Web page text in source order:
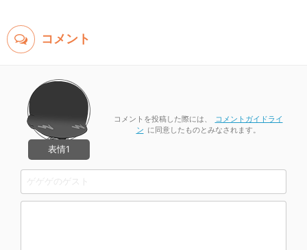
コメント
コメントを投稿した際には、
コメントガイドライ
ン に同意したものとみなされます。
表情1